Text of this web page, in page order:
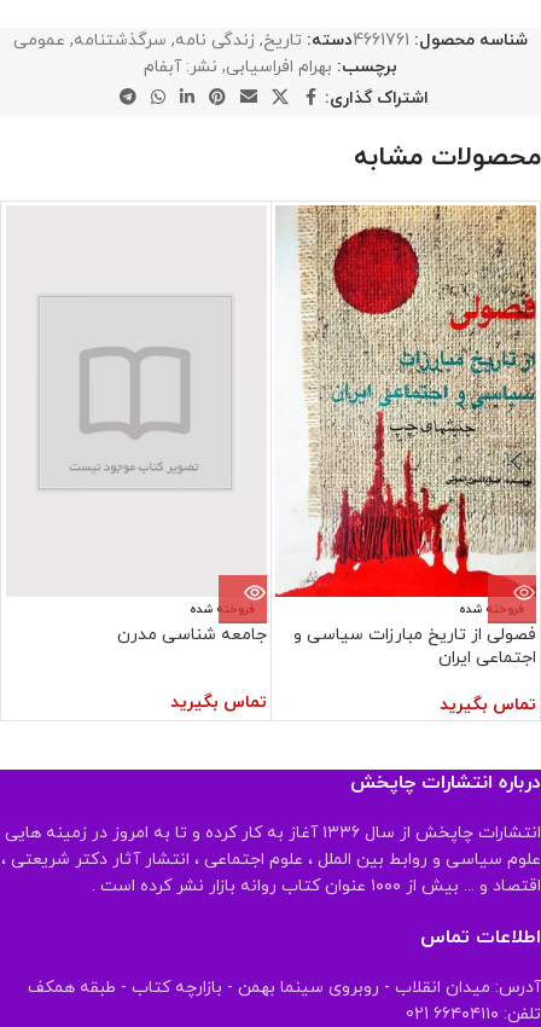
شناسه محصول: 4661761دسته: تاریخ, زندگی نامه, سرگذشتنامه, عمومی
برچسب: بهرام افراسیابی, نشر: آبفام
اشتراک گذاری:
محصولات مشابه
فروخته شده
فصولی از تاریخ مبارزات سیاسی و
اجتماعی ایران
تماس بگیرید
فروخته شده
جامعه شناسی مدرن
تماس بگیرید
درباره انتشارات چاپخش
انتشارات چاپخش از سال ۱۳۳۶ آغاز به کار کرده و تا به امروز در زمینه هایی
علوم سیاسی و روابط بین الملل ، علوم اجتماعی ، انتشار آثار دکتر شریعتی ،
اقتصاد و ... بیش از ۱۰۰۰ عنوان کتاب روانه بازار نشر کرده است .
اطلاعات تماس
آدرس: میدان انقلاب - روبروی سینما بهمن - بازارچه کتاب - طبقه همکف
تلفن: ۶۶۴۰۴۱۱۰ 021